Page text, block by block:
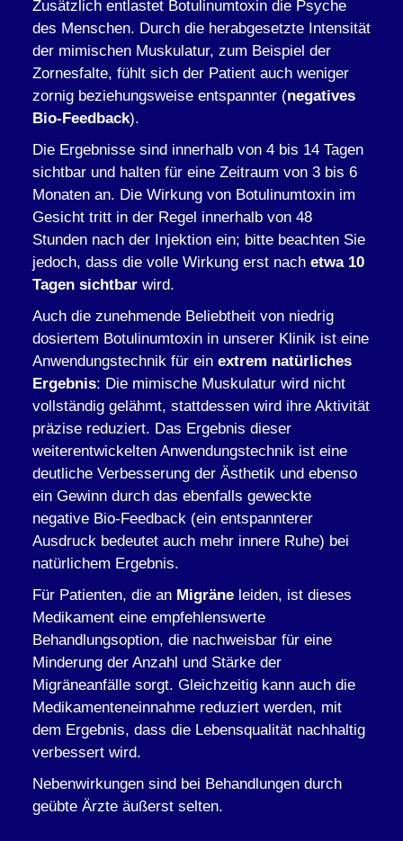
Zusätzlich entlastet Botulinumtoxin die Psyche
des Menschen. Durch die herabgesetzte Intensität
der mimischen Muskulatur, zum Beispiel der
Zornesfalte, fühlt sich der Patient auch weniger
zornig beziehungsweise entspannter (negatives
Bio-Feedback).
Die Ergebnisse sind innerhalb von 4 bis 14 Tagen
sichtbar und halten für eine Zeitraum von 3 bis 6
Monaten an. Die Wirkung von Botulinumtoxin im
Gesicht tritt in der Regel innerhalb von 48
Stunden nach der Injektion ein; bitte beachten Sie
jedoch, dass die volle Wirkung erst nach etwa 10
Tagen sichtbar wird.
Auch die zunehmende Beliebtheit von niedrig
dosiertem Botulinumtoxin in unserer Klinik ist eine
Anwendungstechnik für ein extrem natürliches
Ergebnis: Die mimische Muskulatur wird nicht
vollständig gelähmt, stattdessen wird ihre Aktivität
präzise reduziert. Das Ergebnis dieser
weiterentwickelten Anwendungstechnik ist eine
deutliche Verbesserung der Ästhetik und ebenso
ein Gewinn durch das ebenfalls geweckte
negative Bio-Feedback (ein entspannterer
Ausdruck bedeutet auch mehr innere Ruhe) bei
natürlichem Ergebnis.
Für Patienten, die an Migräne leiden, ist dieses
Medikament eine empfehlenswerte
Behandlungsoption, die nachweisbar für eine
Minderung der Anzahl und Stärke der
Migräneanfälle sorgt. Gleichzeitig kann auch die
Medikamenteneinnahme reduziert werden, mit
dem Ergebnis, dass die Lebensqualität nachhaltig
verbessert wird.
Nebenwirkungen sind bei Behandlungen durch
geübte Ärzte äußerst selten.